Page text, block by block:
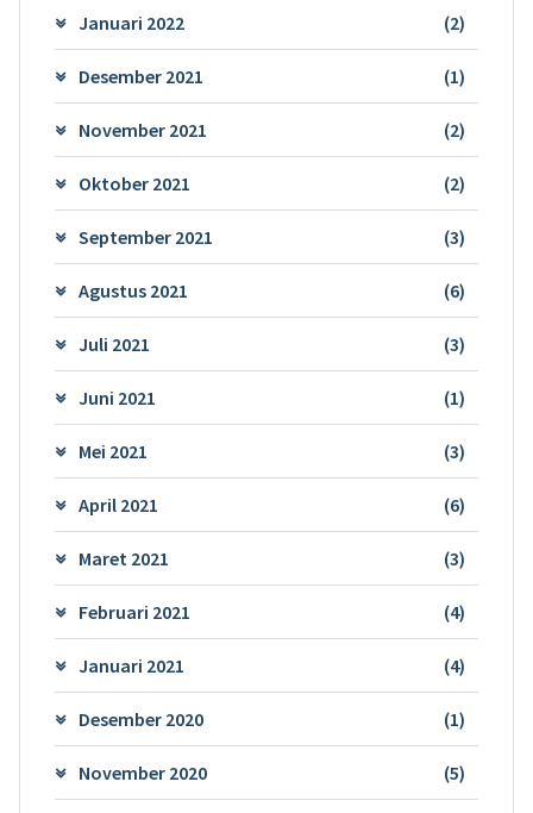
Januari 2022 (2)
Desember 2021 (1)
November 2021 (2)
Oktober 2021 (2)
September 2021 (3)
Agustus 2021 (6)
Juli 2021 (3)
Juni 2021 (1)
Mei 2021 (3)
April 2021 (6)
Maret 2021 (3)
Februari 2021 (4)
Januari 2021 (4)
Desember 2020 (1)
November 2020 (5)